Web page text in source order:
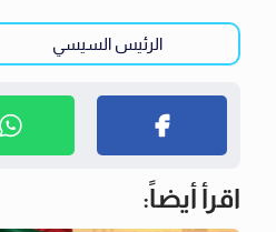
الرئيس السيسي
اقرأ أيضاً: